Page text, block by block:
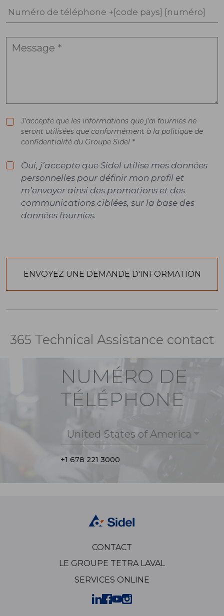
Numéro de téléphone +[code pays] [numéro]
J'accepte que les informations que j'ai fournies ne
seront utilisées que conformément à la politique de
confidentialité du Groupe Sidel *
Oui, j’accepte que Sidel utilise mes données
personnelles pour définir mon profil et
m’envoyer ainsi des promotions et des
communications ciblées, sur la base des
données fournies.
365 Technical Assistance contact
NUMÉRO DE
TÉLÉPHONE
United States of America
+1 678 221 3000
CONTACT
LE GROUPE TETRA LAVAL
SERVICES ONLINE